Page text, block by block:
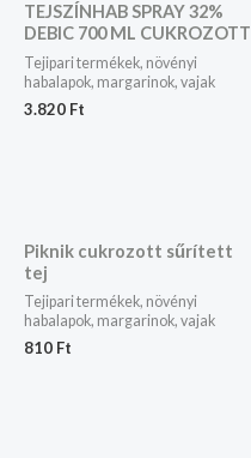
TEJSZÍNHAB SPRAY 32%
DEBIC 700 ML CUKROZOTT
Tejipari termékek, növényi
habalapok, margarinok, vajak
3.820 Ft
Piknik cukrozott sűrített
tej
Tejipari termékek, növényi
habalapok, margarinok, vajak
810 Ft